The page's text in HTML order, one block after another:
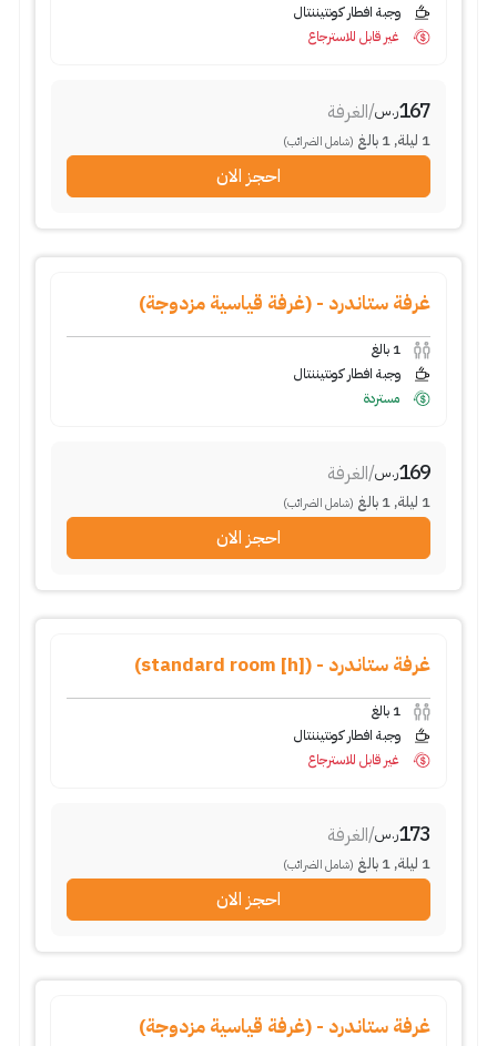
وجبة افطار كونتيننتال
غير قابل للاسترجاع
167ر.س/الغرفة
1 ليلة,
1 بالغ (شامل الضرائب)
احجز الان
غرفة ستاندرد - (غرفة قياسية مزدوجة)
1 بالغ
وجبة افطار كونتيننتال
مستردة
169ر.س/الغرفة
1 ليلة,
1 بالغ (شامل الضرائب)
احجز الان
غرفة ستاندرد - (standard room [h])
1 بالغ
وجبة افطار كونتيننتال
غير قابل للاسترجاع
173ر.س/الغرفة
1 ليلة,
1 بالغ (شامل الضرائب)
احجز الان
غرفة ستاندرد - (غرفة قياسية مزدوجة)